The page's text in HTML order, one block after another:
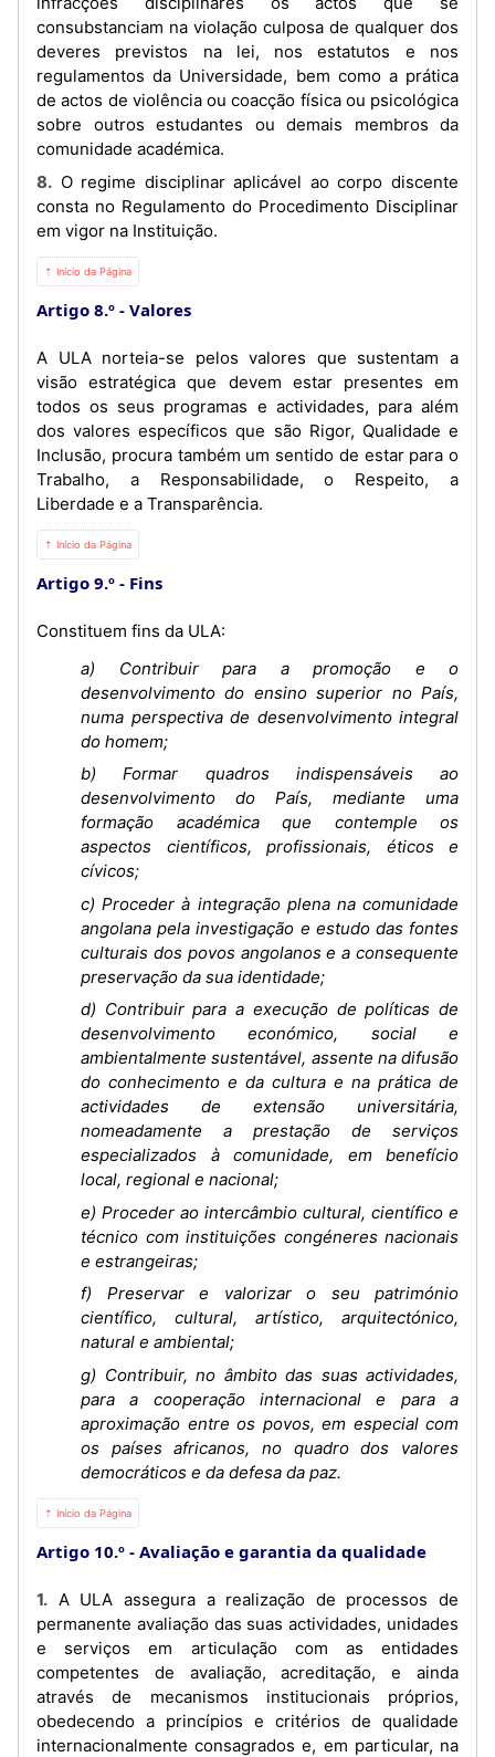
consubstanciam na violação culposa de qualquer dos
deveres previstos na lei, nos estatutos e nos
regulamentos da Universidade, bem como a prática
de actos de violência ou coacção física ou psicológica
sobre outros estudantes ou demais membros da
comunidade académica.
8. O regime disciplinar aplicável ao corpo discente
consta no Regulamento do Procedimento Disciplinar
em vigor na Instituição.
⇡ Início da Página
Artigo 8.º Valores
A ULA norteia-se pelos valores que sustentam a
visão estratégica que devem estar presentes em
todos os seus programas e actividades, para além
dos valores específicos que são Rigor, Qualidade e
Inclusão, procura também um sentido de estar para o
Trabalho, a Responsabilidade, o Respeito, a
Liberdade e a Transparência.
⇡ Início da Página
Artigo 9.º Fins
Constituem fins da ULA:
a) Contribuir para a promoção e o
desenvolvimento do ensino superior no País,
numa perspectiva de desenvolvimento integral
do homem;
b) Formar quadros indispensáveis ao
desenvolvimento do País, mediante uma
formação académica que contemple os
aspectos científicos, profissionais, éticos e
cívicos;
c) Proceder à integração plena na comunidade
angolana pela investigação e estudo das fontes
culturais dos povos angolanos e a consequente
preservação da sua identidade;
d) Contribuir para a execução de políticas de
desenvolvimento económico, social e
ambientalmente sustentável, assente na difusão
do conhecimento e da cultura e na prática de
actividades de extensão universitária,
nomeadamente a prestação de serviços
especializados à comunidade, em benefício
local, regional e nacional;
e) Proceder ao intercâmbio cultural, científico e
técnico com instituições congéneres nacionais
e estrangeiras;
f) Preservar e valorizar o seu património
científico, cultural, artístico, arquitectónico,
natural e ambiental;
g) Contribuir, no âmbito das suas actividades,
para a cooperação internacional e para a
aproximação entre os povos, em especial com
os países africanos, no quadro dos valores
democráticos e da defesa da paz.
⇡ Início da Página
Artigo 10.º Avaliação e garantia da qualidade
1. A ULA assegura a realização de processos de
permanente avaliação das suas actividades, unidades
e serviços em articulação com as entidades
competentes de avaliação, acreditação, e ainda
através de mecanismos institucionais próprios,
obedecendo a princípios e critérios de qualidade
internacionalmente consagrados e, em particular, na